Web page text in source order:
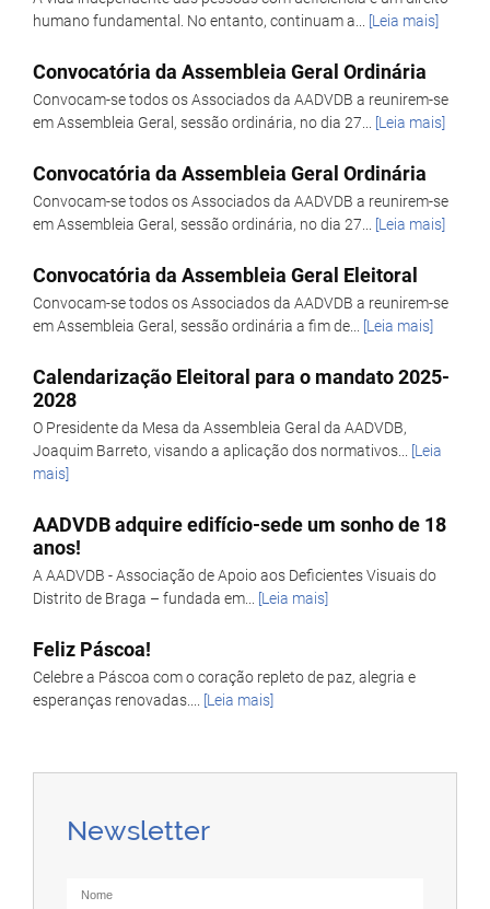
humano fundamental. No entanto, continuam a...
[Leia mais]
Convocatória da Assembleia Geral Ordinária
Convocam-se todos os Associados da AADVDB a reunirem-se
em Assembleia Geral, sessão ordinária, no dia 27...
[Leia mais]
Convocatória da Assembleia Geral Ordinária
Convocam-se todos os Associados da AADVDB a reunirem-se
em Assembleia Geral, sessão ordinária, no dia 27...
[Leia mais]
Convocatória da Assembleia Geral Eleitoral
Convocam-se todos os Associados da AADVDB a reunirem-se
em Assembleia Geral, sessão ordinária a fim de...
[Leia mais]
Calendarização Eleitoral para o mandato 2025-
2028
O Presidente da Mesa da Assembleia Geral da AADVDB,
Joaquim Barreto, visando a aplicação dos normativos...
[Leia
mais]
AADVDB adquire edifício-sede um sonho de 18
anos!
A AADVDB - Associação de Apoio aos Deficientes Visuais do
Distrito de Braga – fundada em...
[Leia mais]
Feliz Páscoa!
Celebre a Páscoa com o coração repleto de paz, alegria e
esperanças renovadas....
[Leia mais]
Newsletter